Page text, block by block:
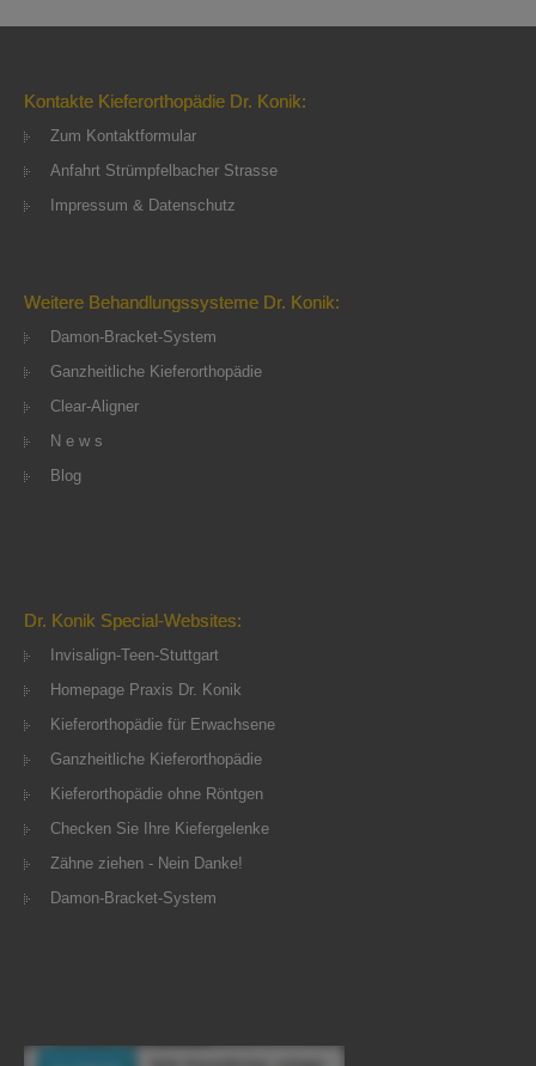
Kontakte Kieferorthopädie Dr. Konik:
Zum Kontaktformular
Anfahrt Strümpfelbacher Strasse
Impressum & Datenschutz
Weitere Behandlungssysteme Dr. Konik:
Damon-Bracket-System
Ganzheitliche Kieferorthopädie
Clear-Aligner
N e w s
Blog
Dr. Konik Special-Websites:
Invisalign-Teen-Stuttgart
Homepage Praxis Dr. Konik
Kieferorthopädie für Erwachsene
Ganzheitliche Kieferorthopädie
Kieferorthopädie ohne Röntgen
Checken Sie Ihre Kiefergelenke
Zähne ziehen - Nein Danke!
Damon-Bracket-System